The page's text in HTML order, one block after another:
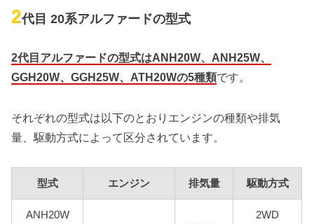
2代目 20系アルファードの型式
2代目アルファードの型式はANH20W、ANH25W、
GGH20W、GGH25W、ATH20Wの5種類です。
それぞれの型式は以下のとおりエンジンの種類や排気
量、駆動方式によって区分されています。
型式 エンジン 排気量 駆動方式
ANH20W 2WD